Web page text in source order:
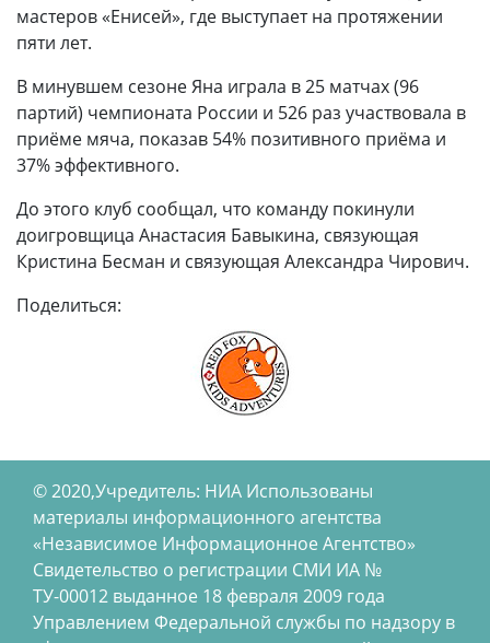
мастеров «Енисей», где выступает на протяжении
пяти лет.
В минувшем сезоне Яна играла в 25 матчах (96
партий) чемпионата России и 526 раз участвовала в
приёме мяча, показав 54% позитивного приёма и
37% эффективного.
До этого клуб сообщал, что команду покинули
доигровщица Анастасия Бавыкина, связующая
Кристина Бесман и связующая Александра Чирович.
Поделиться:
© 2020,Учредитель: НИА Использованы
материалы информационного агентства
«Независимое Информационное Агентство»
Свидетельство о регистрации СМИ ИА №
ТУ-00012 выданное 18 февраля 2009 года
Управлением Федеральной службы по надзору в